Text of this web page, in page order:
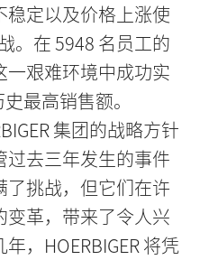
定以及价格上涨使
。在 5948 名员工的
艰难环境中成功实
最高销售额。
集团的战略方针
去三年发生的事件
挑战，但它们在许
变革，带来了令人兴
，HOERBIGER 将凭